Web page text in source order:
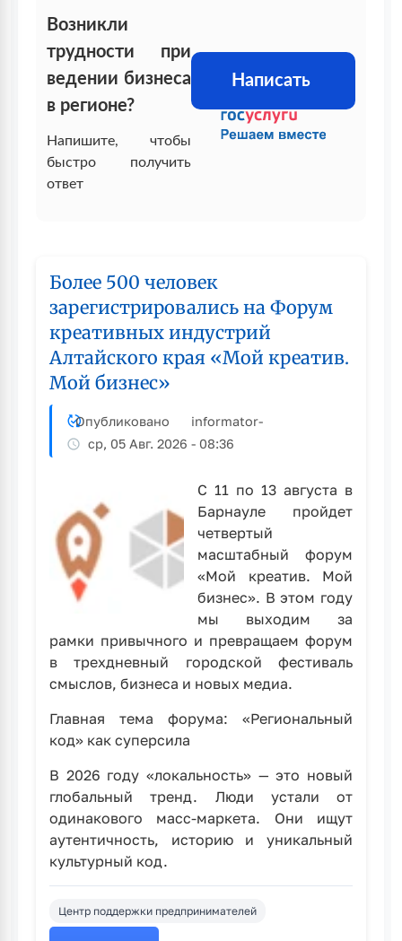
Возникли
трудности при
ведении бизнеса
в регионе?
Напишите, чтобы
быстро получить
ответ
Написать
Более 500 человек
зарегистрировались на Форум
креативных индустрий
Алтайского края «Мой креатив.
Мой бизнес»
Опубликовано informator-
ср, 05 Авг. 2026 - 08:36
С 11 по 13 августа в
Барнауле пройдет
четвертый
масштабный форум
«Мой креатив. Мой
бизнес». В этом году
мы выходим за
рамки привычного и превращаем форум
в трехдневный городской фестиваль
смыслов, бизнеса и новых медиа.
Главная тема форума: «Региональный
код» как суперсила
В 2026 году «локальность» — это новый
глобальный тренд. Люди устали от
одинакового масс-маркета. Они ищут
аутентичность, историю и уникальный
культурный код.
Центр поддержки предпринимателей